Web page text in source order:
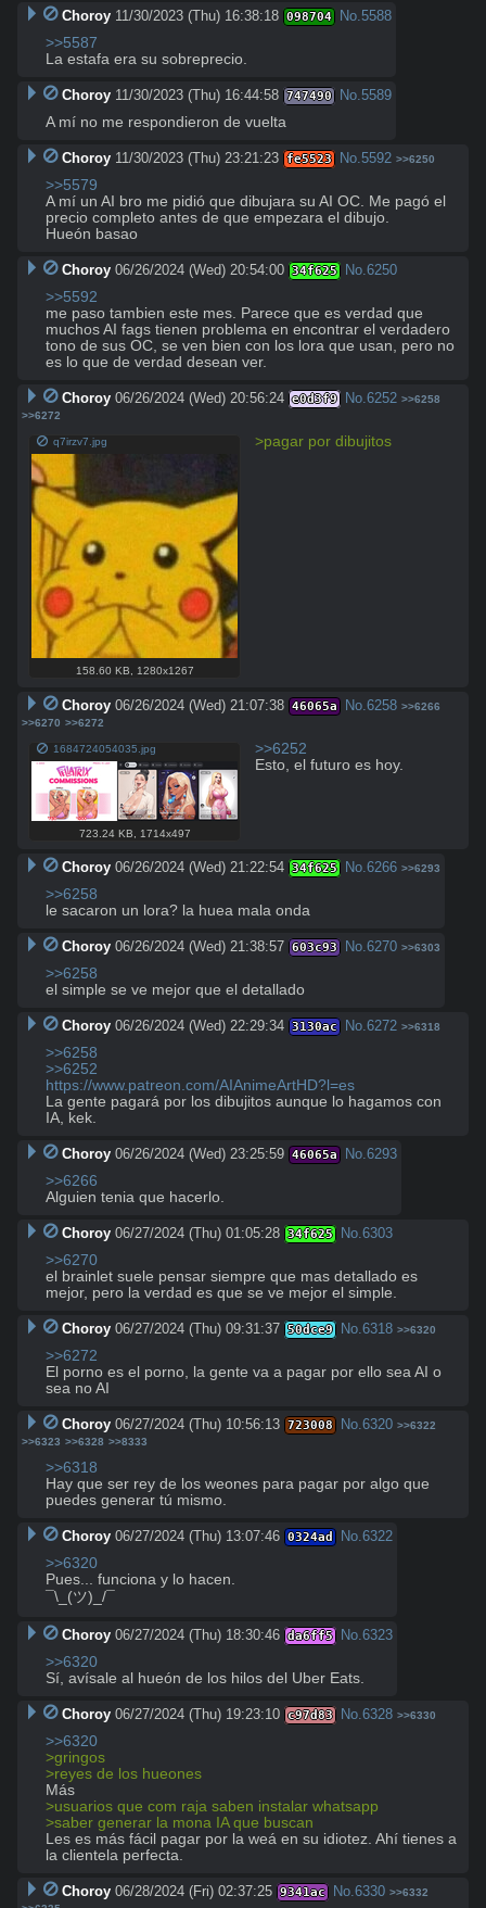
Choroy 11/30/2023 (Thu) 16:38:18 098704 No.5588
>>5587
La estafa era su sobreprecio.
Choroy 11/30/2023 (Thu) 16:44:58 747490 No.5589
A mí no me respondieron de vuelta
Choroy 11/30/2023 (Thu) 23:21:23 fe5523 No.5592 >>6250
>>5579
A mí un AI bro me pidió que dibujara su AI OC. Me pagó el
precio completo antes de que empezara el dibujo.
Hueón basao
Choroy 06/26/2024 (Wed) 20:54:00 34f625 No.6250
>>5592
me paso tambien este mes. Parece que es verdad que
muchos AI fags tienen problema en encontrar el verdadero
tono de sus OC, se ven bien con los lora que usan, pero no
es lo que de verdad desean ver.
Choroy 06/26/2024 (Wed) 20:56:24 e0d3f9 No.6252 >>6258
>>6272
q7irzv7.jpg
158.60 KB, 1280x1267
>pagar por dibujitos
Choroy 06/26/2024 (Wed) 21:07:38 46065a No. 6258 >>6266
>>6270 >>6272
1684724054035.jpg
723.24 KB 1714x497
>>6252
Esto, el futuro es hoy.
Choroy 06/26/2024 (Wed) 21:22:54 34f625 No. 6266 >>6293
>>6258
le sacaron un lora? la huea mala onda
Choroy 06/26/2024 (Wed) 21:38:57 603c93 No. 6270 >>6303
>>6258
el simple se ve mejor que el detallado
Choroy 06/26/2024 (Wed) 22:29:34 3130ac No. 6272 >>6318
>>6258
>>6252
https://www.patreon.com/AIAnimeArtHD?l=es
La gente pagará por los dibujitos aunque lo hagamos con
IA, kek.
Choroy 06/26/2024 (Wed) 23:25:59 46065a No. 6293
>>6266
Alguien tenia que hacerlo.
Choroy 06/27/2024 (Thu) 01:05:28 34f625 No. 6303
>>6270
el brainlet suele pensar siempre que mas detallado es
mejor, pero la verdad es que se ve mejor el simple.
Choroy 06/27/2024 (Thu) 09:31:37 50dce9 No. 6318 >>6320
>>6272
El porno es el porno, la gente va a pagar por ello sea AI o
sea no AI
Choroy 06/27/2024 (Thu) 10:56:13 723008 No. 6320 >>6322
>>6323 >>6328 >>8333
>>6318
Hay que ser rey de los weones para pagar por algo que
puedes generar tú mismo.
Choroy 06/27/2024 (Thu) 13:07:46 0324ad No. 6322
>>6320
Pues... funciona y lo hacen.
¯\_(ツ)_/¯
Choroy 06/27/2024 (Thu) 18:30:46 da6ff5 No. 6323
>>6320
Sí, avísale al hueón de los hilos del Uber Eats.
Choroy 06/27/2024 (Thu) 19:23:10 c97d83 No. 6328 >>6330
>>6320
>gringos
>reyes de los hueones
>usuarios que com raja saben instalar whatsapp
>saber generar la mona IA que buscan
Les es más fácil pagar por la weá en su idiotez. Ahí tienes a
la clientela perfecta.
Choroy 06/28/2024 (Fri) 02:37:25 9341ac No. 6330 >>6332